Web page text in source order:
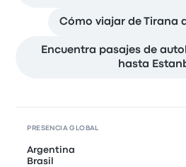
Cómo viajar de Tirana
Encuentra pasajes de
hasta
PRESENCIA GLOBAL
Argentina
Brasil